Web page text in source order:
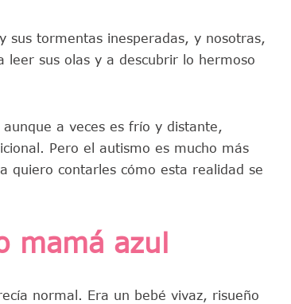
sus tormentas inesperadas, y nosotras,
leer sus olas y a descubrir lo hermoso
a veces es frío y distante,
Pero el autismo es mucho más
quiero contarles cómo esta realidad se
mamá azul
normal. Era un bebé vivaz, risueño